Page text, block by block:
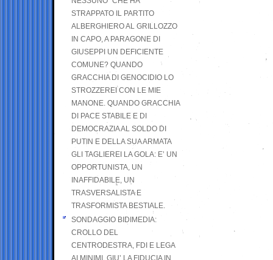
STRAPPATO IL PARTITO
ALBERGHIERO AL GRILLOZZO
IN CAPO, A PARAGONE DI
GIUSEPPI UN DEFICIENTE
COMUNE? QUANDO
GRACCHIA DI GENOCIDIO LO
STROZZEREI CON LE MIE
MANONE. QUANDO GRACCHIA
DI PACE STABILE E DI
DEMOCRAZIA AL SOLDO DI
PUTIN E DELLA SUA ARMATA
GLI TAGLIEREI LA GOLA: E’ UN
OPPORTUNISTA, UN
INAFFIDABILE, UN
TRASVERSALISTA E
TRASFORMISTA BESTIALE.
SONDAGGIO BIDIMEDIA:
CROLLO DEL
CENTRODESTRA, FDI E LEGA
AI MINIMI, GIU’ LA FIDUCIA IN